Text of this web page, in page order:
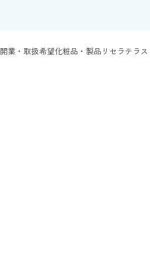
開業・取扱希望化粧品・製品 リセラテラス